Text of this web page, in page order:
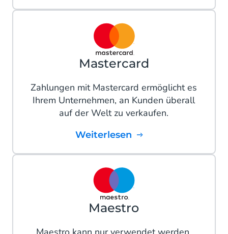
Mastercard
Zahlungen mit Mastercard ermöglicht es
Ihrem Unternehmen, an Kunden überall
auf der Welt zu verkaufen.
Weiterlesen
Maestro